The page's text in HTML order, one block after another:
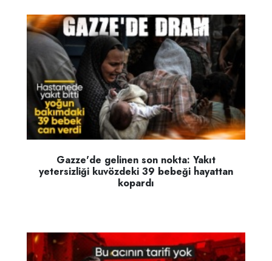
Gazze'de gelinen son nokta: Yakıt
yetersizliği kuvözdeki 39 bebeği hayattan
kopardı